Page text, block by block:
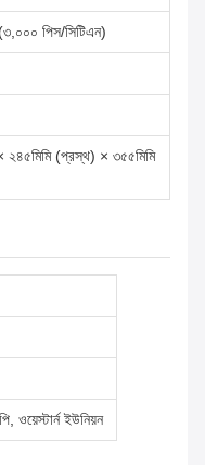
পিস/সিটিএন)
২৪৫মিমি (প্রস্থ) × ৩৫৫মিমি
ওয়েস্টার্ন ইউনিয়ন